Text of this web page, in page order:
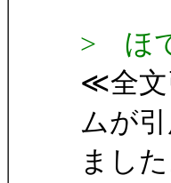
> ほ
≪全文
ムが
まし